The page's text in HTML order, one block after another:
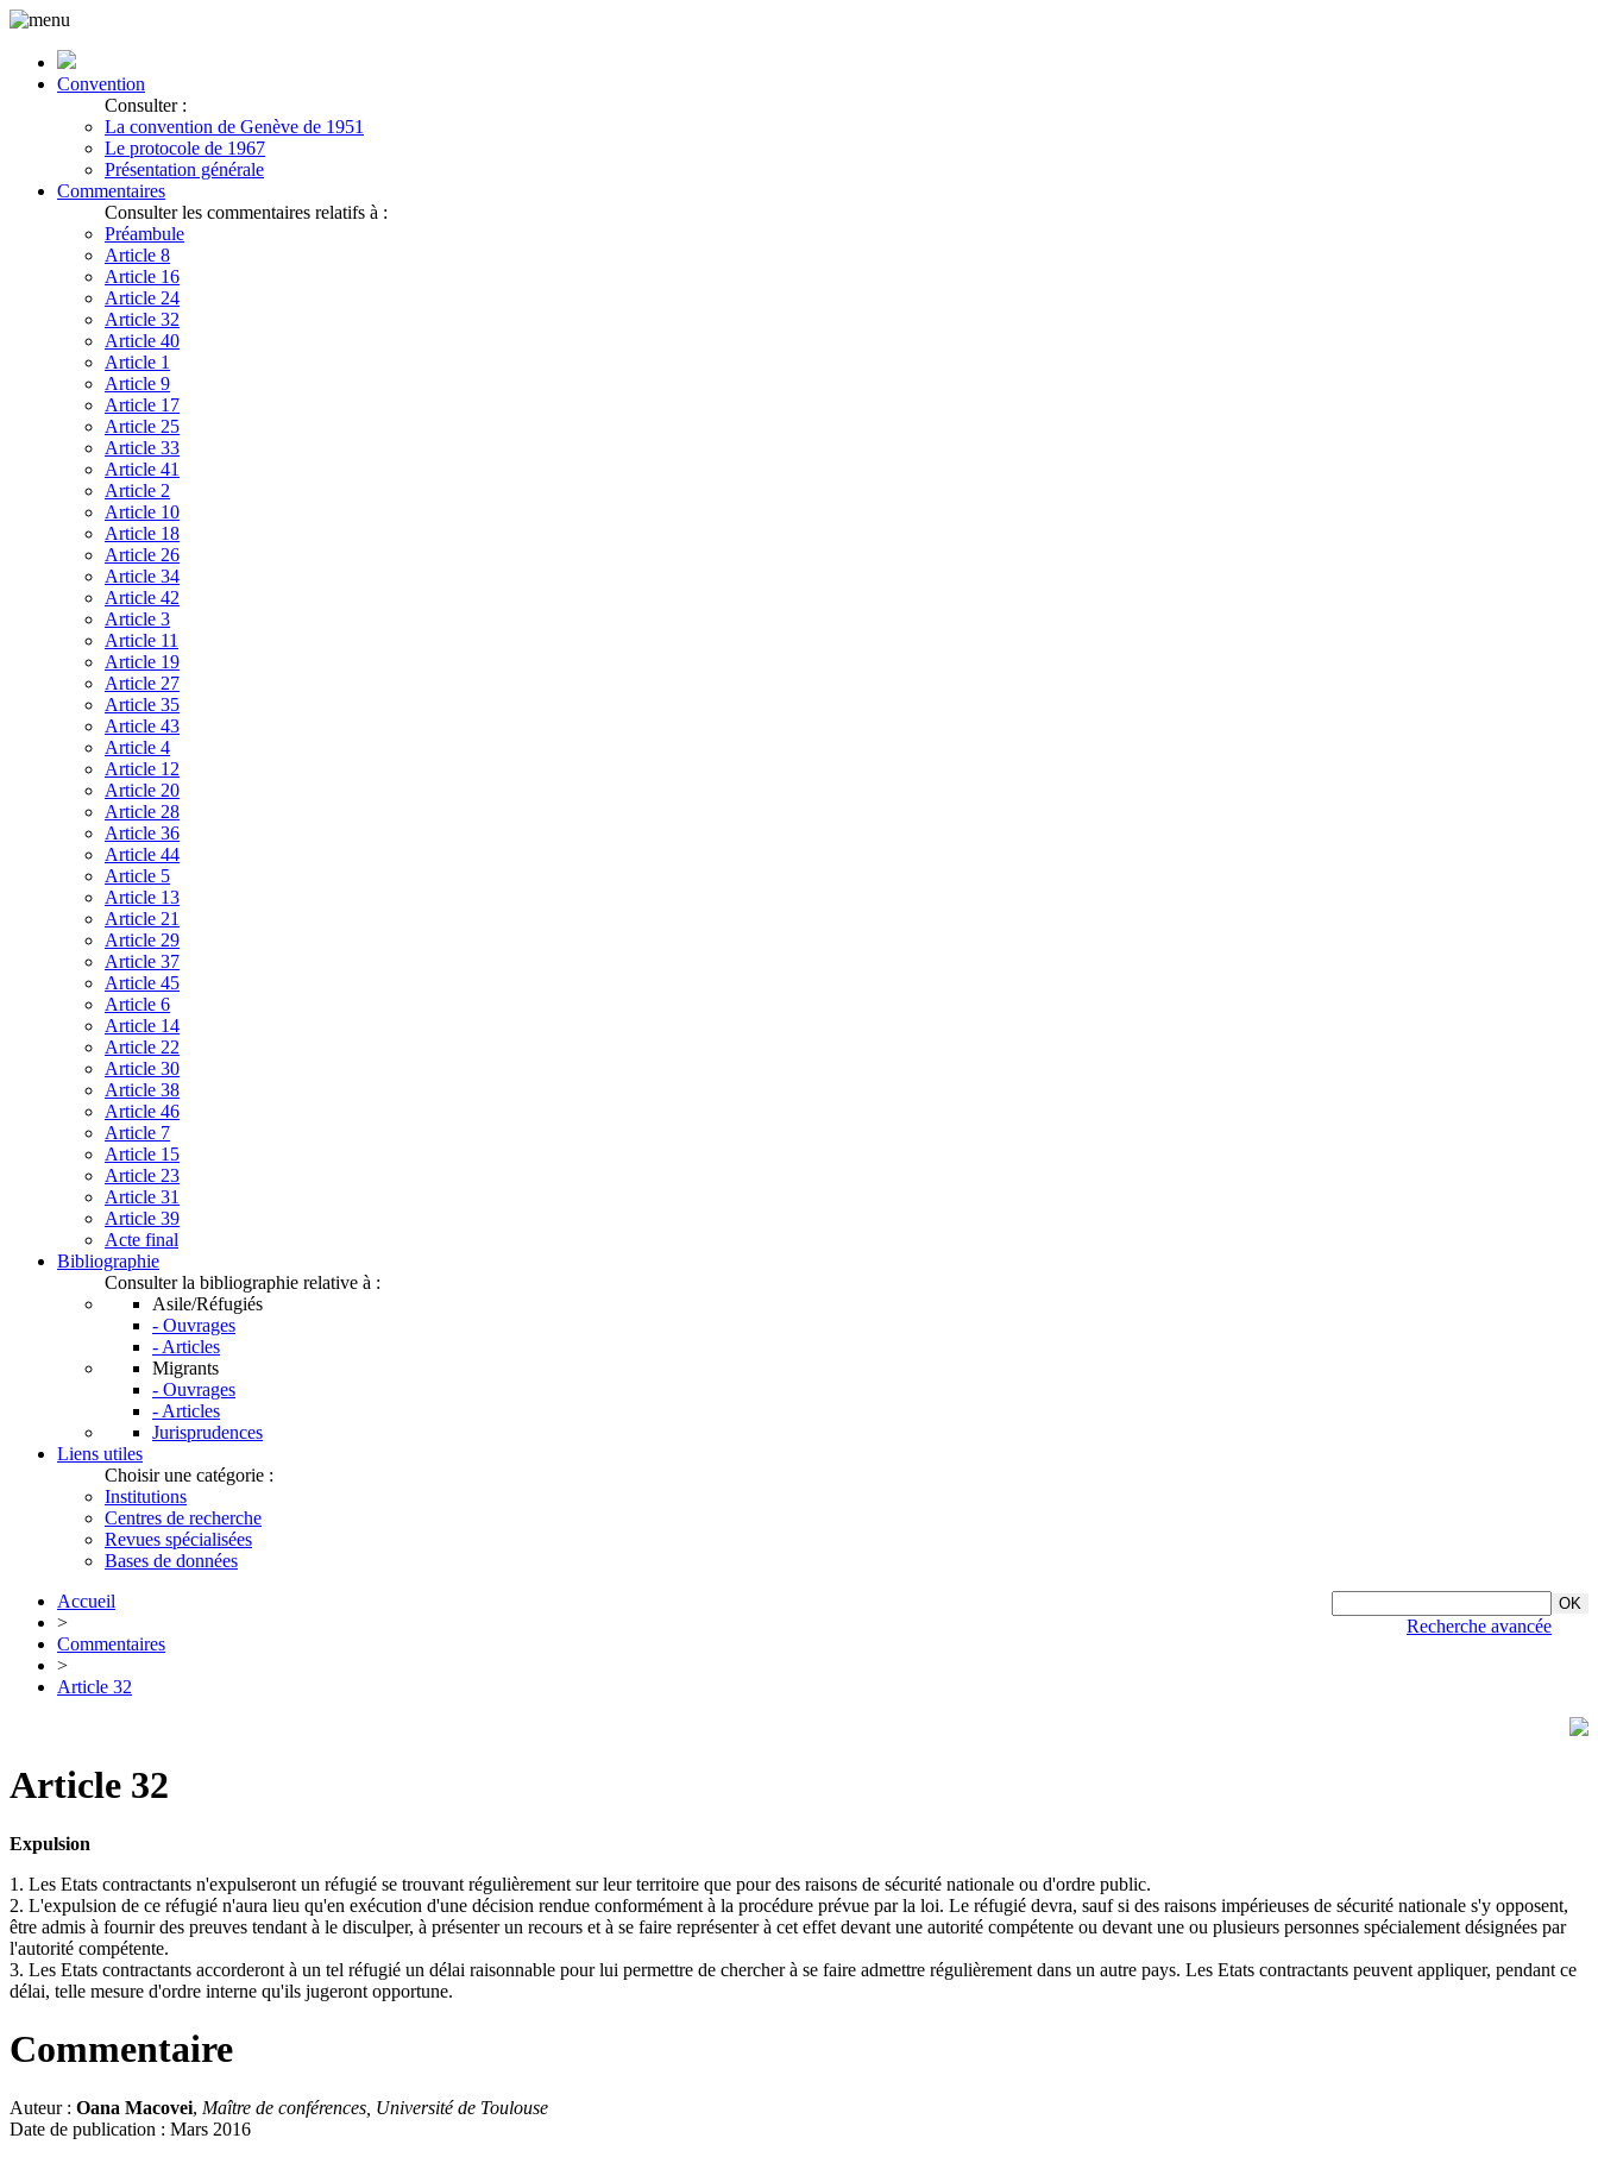
Convention
Consulter :
La convention de Genève de 1951
Le protocole de 1967
Présentation générale
Commentaires
Consulter les commentaires relatifs à :
Préambule
Article 8
Article 16
Article 24
Article 32
Article 40
Article 1
Article 9
Article 17
Article 25
Article 33
Article 41
Article 2
Article 10
Article 18
Article 26
Article 34
Article 42
Article 3
Article 11
Article 19
Article 27
Article 35
Article 43
Article 4
Article 12
Article 20
Article 28
Article 36
Article 44
Article 5
Article 13
Article 21
Article 29
Article 37
Article 45
Article 6
Article 14
Article 22
Article 30
Article 38
Article 46
Article 7
Article 15
Article 23
Article 31
Article 39
Acte final
Bibliographie
Consulter la bibliographie relative à :
Asile/Réfugiés
- Ouvrages
- Articles
Migrants
- Ouvrages
- Articles
Jurisprudences
Liens utiles
Choisir une catégorie :
Institutions
Centres de recherche
Revues spécialisées
Bases de données
Recherche avancée
Accueil
>
Commentaires
>
Article 32
Article 32
Expulsion
1. Les Etats contractants n'expulseront un réfugié se trouvant régulièrement sur leur territoire que pour des raisons de sécurité nationale ou d'ordre public.
2. L'expulsion de ce réfugié n'aura lieu qu'en exécution d'une décision rendue conformément à la procédure prévue par la loi. Le réfugié devra, sauf si des raisons impérieuses de sécurité nationale s'y opposent,
être admis à fournir des preuves tendant à le disculper, à présenter un recours et à se faire représenter à cet effet devant une autorité compétente ou devant une ou plusieurs personnes spécialement désignées par
l'autorité compétente.
3. Les Etats contractants accorderont à un tel réfugié un délai raisonnable pour lui permettre de chercher à se faire admettre régulièrement dans un autre pays. Les Etats contractants peuvent appliquer, pendant ce
délai, telle mesure d'ordre interne qu'ils jugeront opportune.
Commentaire
Auteur : Oana Macovei, Maître de conférences, Université de Toulouse
Date de publication : Mars 2016